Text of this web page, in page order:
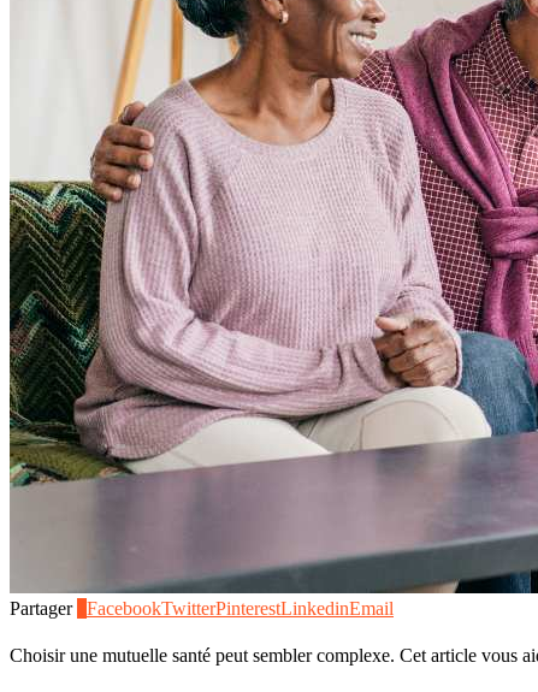
Partager FacebookTwitterPinterestLinkedinEmail
Choisir une mutuelle santé peut sembler complexe. Cet article vous